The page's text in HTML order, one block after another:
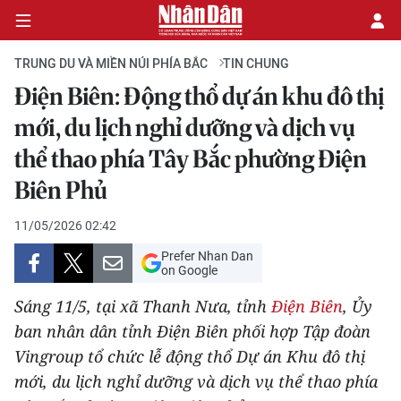
CHÍNH TRỊ
KINH TẾ
XÃ HỘI
DU LỊCH
THẾ GIỚI
TRUNG DU VÀ MIỀN NÚI PHÍA BẮC TIN CHUNG
Điện Biên: Động thổ dự án khu đô thị
mới, du lịch nghỉ dưỡng và dịch vụ
thể thao phía Tây Bắc phường Điện
Biên Phủ
11/05/2026 02:42
Prefer Nhan Dan
on Google
Sáng 11/5, tại xã Thanh Nưa, tỉnhĐiện Biên, Ủy
ban nhân dân tỉnh Điện Biên phối hợp Tập đoàn
Vingroup tổ chức lễ động thổ Dự án Khu đô thị
mới, du lịch nghỉ dưỡng và dịch vụ thể thao phía